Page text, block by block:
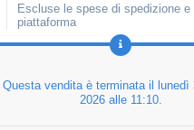
Escluse le spese di spedizione e
piattaforma
Questa vendita è terminata il
lunedì
2026 alle 11:10.